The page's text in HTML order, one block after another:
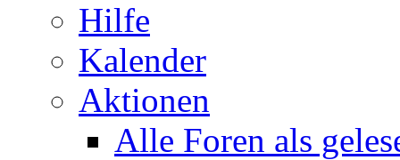
Hilfe
Kalender
Aktionen
Alle Foren als